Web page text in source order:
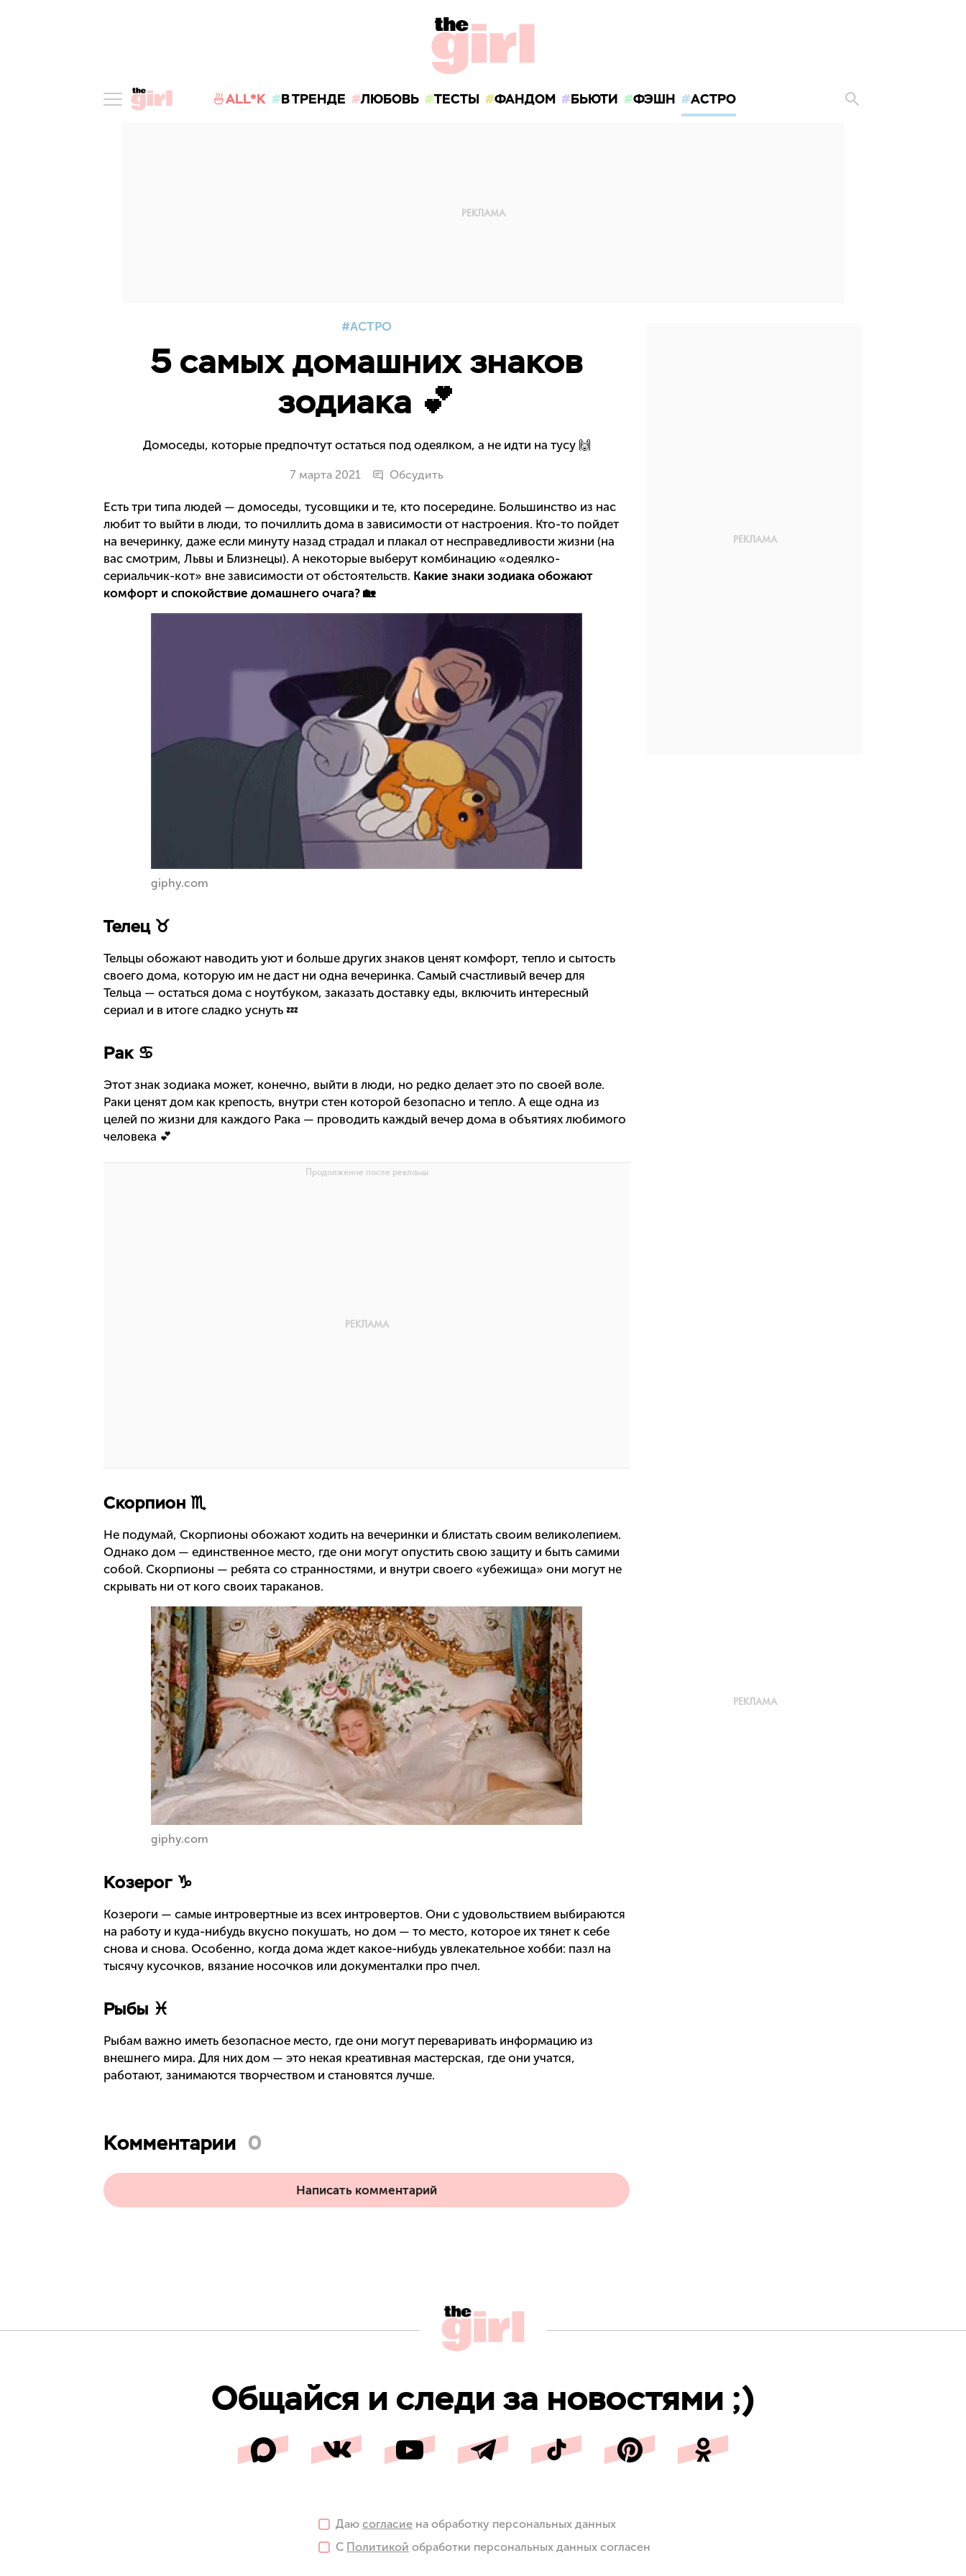
🍜ALL*K В ТРЕНДЕ ЛЮБОВЬ ТЕСТЫ ФАНДОМ БЬЮТИ ФЭШН АСТРО
АСТРО
5 самых домашних знаков
зодиака 💕
Домоседы, которые предпочтут остаться под одеялком, а не идти на тусу 🙌
7 марта 2021 Обсудить
Есть три типа людей — домоседы, тусовщики и те, кто посередине. Большинство из нас
любит то выйти в люди, то почиллить дома в зависимости от настроения. Кто-то пойдет
на вечеринку, даже если минуту назад страдал и плакал от несправедливости жизни (на
вас смотрим, Львы и Близнецы). А некоторые выберут комбинацию «одеялко-
сериальчик-кот» вне зависимости от обстоятельств. Какие знаки зодиака обожают
комфорт и спокойствие домашнего очага? 🏡
giphy.com
Телец ♉
Тельцы обожают наводить уют и больше других знаков ценят комфорт, тепло и сытость
своего дома, которую им не даст ни одна вечеринка. Самый счастливый вечер для
Тельца — остаться дома с ноутбуком, заказать доставку еды, включить интересный
сериал и в итоге сладко уснуть 💤
Рак ♋
Этот знак зодиака может, конечно, выйти в люди, но редко делает это по своей воле.
Раки ценят дом как крепость, внутри стен которой безопасно и тепло. А еще одна из
целей по жизни для каждого Рака — проводить каждый вечер дома в объятиях любимого
человека 💕
Скорпион ♏
Не подумай, Скорпионы обожают ходить на вечеринки и блистать своим великолепием.
Однако дом — единственное место, где они могут опустить свою защиту и быть самими
собой. Скорпионы — ребята со странностями, и внутри своего «убежища» они могут не
скрывать ни от кого своих тараканов.
giphy.com
Козерог ♑
Козероги — самые интровертные из всех интровертов. Они с удовольствием выбираются
на работу и куда-нибудь вкусно покушать, но дом — то место, которое их тянет к себе
снова и снова. Особенно, когда дома ждет какое-нибудь увлекательное хобби: пазл на
тысячу кусочков, вязание носочков или документалки про пчел.
Рыбы ♓
Рыбам важно иметь безопасное место, где они могут переваривать информацию из
внешнего мира. Для них дом — это некая креативная мастерская, где они учатся,
работают, занимаются творчеством и становятся лучше.
Комментарии 0
Написать комментарий
Общайся и следи за новостями ;)
Даю согласие на обработку персональных данных
С Политикой обработки персональных данных согласен